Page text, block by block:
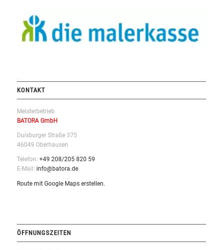
KONTAKT
Meisterbetrieb
BATORA GmbH
Duisburger Straße 375
46049 Oberhausen
Telefon: +49 208/205 820 59
E-Mail: info@batora.de
Route mit Google Maps erstellen.
ÖFFNUNGSZEITEN